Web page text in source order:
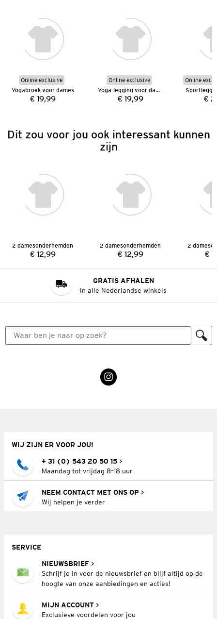
Online exclusive
Yogabroek voor dames
Prijs:
€ 19,99
Online exclusive
Yoga-legging voor dames
Prijs:
€ 19,99
Online
€
Dit zou voor jou ook interessant kunnen
zijn
2 damesonderhemden
Prijs:
€ 12,99
2 damesonderhemden
Prijs:
€ 12,99
2
€
GRATIS AFHALEN
in alle Nederlandse winkels
WIJ ZIJN ER VOOR JOU!
+ 31 (0) 543 20 50 15
Maandag tot vrijdag 8–18 uur
NEEM CONTACT MET ONS OP
Wij helpen je verder
SERVICE
NIEUWSBRIEF
Schrijf je in voor de nieuwsbrief en blijf altijd op de
hoogte van onze aanbiedingen en acties!
MIJN ACCOUNT
Exclusieve voordelen voor jou